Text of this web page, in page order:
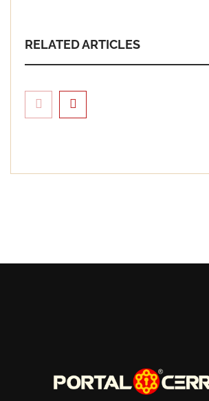
RELATED ARTICLES
a Tormo Franquicias